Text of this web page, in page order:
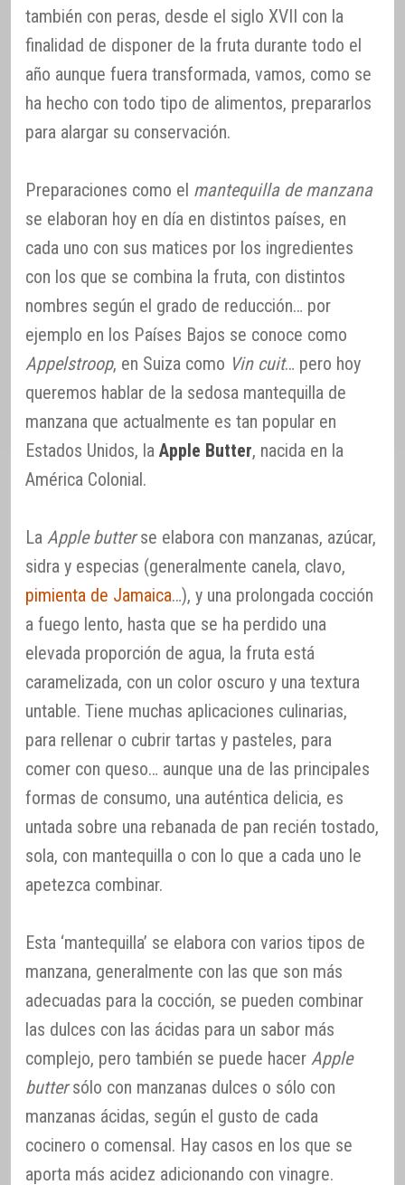
también con peras, desde el siglo XVII con la
finalidad de disponer de la fruta durante todo el
año aunque fuera transformada, vamos, como se
ha hecho con todo tipo de alimentos, prepararlos
para alargar su conservación.
Preparaciones como el mantequilla de manzana
se elaboran hoy en día en distintos países, en
cada uno con sus matices por los ingredientes
con los que se combina la fruta, con distintos
nombres según el grado de reducción… por
ejemplo en los Países Bajos se conoce como
Appelstroop, en Suiza como Vin cuit… pero hoy
queremos hablar de la sedosa mantequilla de
manzana que actualmente es tan popular en
Estados Unidos, la Apple Butter, nacida en la
América Colonial.
La Apple butterse elabora con manzanas, azúcar,
sidra y especias (generalmente canela, clavo,
pimienta de Jamaica…), y una prolongada cocción
a fuego lento, hasta que se ha perdido una
elevada proporción de agua, la fruta está
caramelizada, con un color oscuro y una textura
untable. Tiene muchas aplicaciones culinarias,
para rellenar o cubrir tartas y pasteles, para
comer con queso… aunque una de las principales
formas de consumo, una auténtica delicia, es
untada sobre una rebanada de pan recién tostado,
sola, con mantequilla o con lo que a cada uno le
apetezca combinar.
Esta ‘mantequilla’ se elabora con varios tipos de
manzana, generalmente con las que son más
adecuadas para la cocción, se pueden combinar
las dulces con las ácidas para un sabor más
complejo, pero también se puede hacer Apple
buttersólo con manzanas dulces o sólo con
manzanas ácidas, según el gusto de cada
cocinero o comensal. Hay casos en los que se
aporta más acidez adicionando con vinagre.